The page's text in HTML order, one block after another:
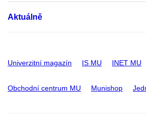
Aktuálně
Univerzitní magazín IS MU INET MU
Obchodní centrum MU Munishop